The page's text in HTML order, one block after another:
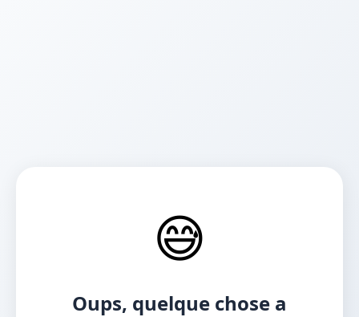
😅
Oups, quelque chose a